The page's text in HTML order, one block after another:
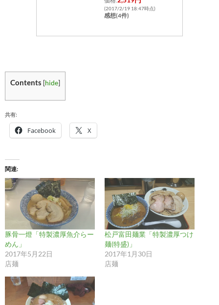
(2017/2/19 18:47時点)
感想(4件)
Contents [hide]
共有:
Facebook X
関連
豚骨一燈「特製濃厚魚介らー
めん」
2017年5月22日
店麺
松戸富田麺業「特製濃厚つけ
麺(特盛)」
2017年1月30日
店麺